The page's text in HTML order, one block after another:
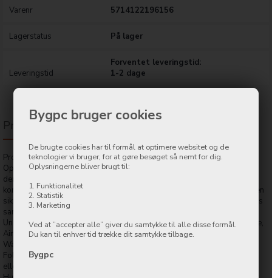
Bygpc bruger cookies
De brugte cookies har til formål at optimere websitet og de
teknologier vi bruger, for at gøre besøget så nemt for dig.
Oplysningerne bliver brugt til:
1. Funktionalitet
2. Statistik
3. Marketing
Ved at ”accepter alle” giver du samtykke til alle disse formål.
Du kan til enhver tid trække dit samtykke tilbage.
Bygpc
Varenr 5714122196156
Lagerstatus På lager
Leveringstid
Forventet leveringstid:
1-2 dage
Produktbeskrivelse
Produkt beskrivelse.
Oplev praktisk og elegant opladning med denne 3-i-1 trådløse oplader,
der kombinerer funktionalitet og moderne design. Med sin foldbare og
kompakte konstruktion er den perfekt til både hjemmet og rejser, hvor den
sikrer nem og effektiv opladning af smartphone, Apple Watch og Airpods
samtidig.
Universel kompatibilitet: Understøtter Qi-aktiverede enheder som iPhone,
AirPods og Apple Watch (bemærk, at den ikke fungerer med Samsung
Watches).
Foldbart design: Justér opladeren til forskellige vinkler for optimal brug
eller fold den fladt for nem transport.